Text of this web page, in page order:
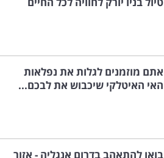
אתם מוזמנים לגלות את נפלאות
האי האיטלקי שיכבוש את לבכם...
בואו להתאהב בדרום אנגליה - אזור